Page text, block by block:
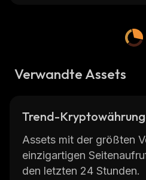
Verwandte Assets
Trend-
Assets mit der größten
einzigartigen
den letzten 24 Stunden.